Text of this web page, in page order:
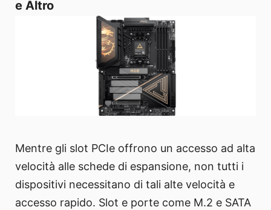
e Altro
Mentre gli slot PCIe offrono un accesso ad alta
velocità alle schede di espansione, non tutti i
dispositivi necessitano di tali alte velocità e
accesso rapido. Slot e porte come M.2 e SATA